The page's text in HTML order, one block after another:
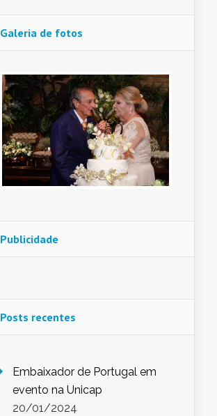
Galeria de fotos
Publicidade
Posts recentes
Embaixador de Portugal em
evento na Unicap
20/01/2024